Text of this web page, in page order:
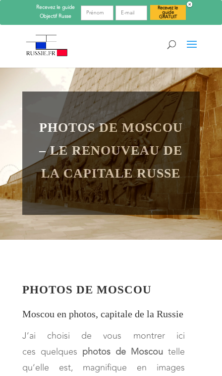
PHOTOS DE MOSCOU
– LE RENOUVEAU DE
LA CAPITALE RUSSE
PHOTOS DE MOSCOU
Moscou en photos, capitale de la Russie
J’ai choisi de vous montrer ici
ces quelques photos de Moscou telle
qu’elle est, magnifique en images
Recevez le guide
ObjectifRusse
Recevez le
guide
GRATUIT